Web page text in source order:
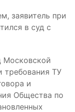
заявитель при
в суд с
Московской
требования ТУ
и
Общества по